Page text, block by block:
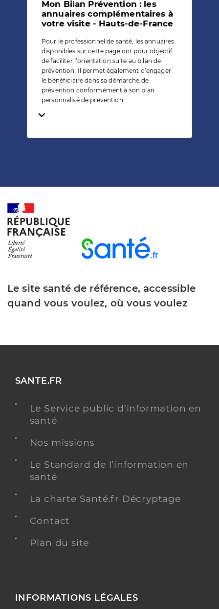
Mon Bilan Prévention : les
annuaires complémentaires à
votre visite - Hauts-de-France
Pour le professionnel de santé, les annuaires
disponibles sur cette page ont pour objectif
de faciliter l’orientation suite au bilan de
prévention. Il permet également d’engager
le bénéficiaire dans sa démarche de
prévention conformément à son plan
personnalisé de prévention.
Temps de lecture
Le site santé de référence, accessible
quand vous voulez, où vous voulez
SANTE.FR
Le Service public d'information en
santé
Nos missions
Le Standard de l’information en
santé
La charte Santé.fr Décryptage
Contact
Plan du site
INFORMATIONS LÉGALES